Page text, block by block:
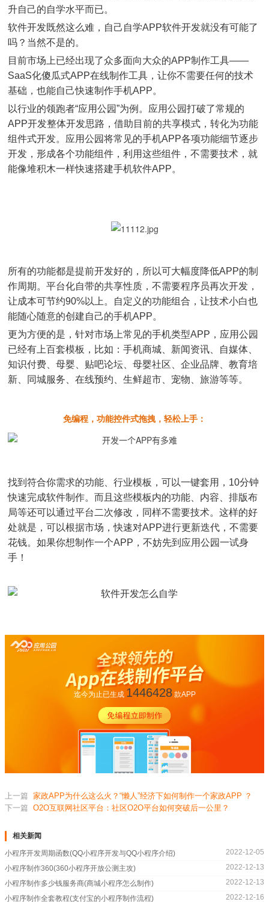
升自己的自学水平而已。
软件开发既然这么难，自己自学APP软件开发就没有可能了
吗？当然不是的。
目前市场上已经出现了众多面向大众的APP制作工具——
SaaS化傻瓜式APP在线制作工具，让你不需要任何的技术
基础，也能自己快速制作手机APP。
以行业的领跑者“应用公园”为例。应用公园打破了常规的
APP开发整体开发思路，借助目前的共享模式，转化为功能
组件式开发。应用公园将常见的手机APP各项功能细节逐步
开发，形成各个功能组件，利用这些组件，不需要技术，就
能像堆积木一样快速搭建手机软件APP。
所有的功能都是提前开发好的，所以可大幅度降低APP的制
作周期。平台化自带的共享性质，不需要程序员再次开发，
让成本可节约90%以上。自定义的功能组合，让技术小白也
能随心随意的创建自己的手机APP。
更为方便的是，针对市场上常见的手机类型APP，应用公园
已经有上百套模板，比如：手机商城、新闻资讯、自媒体、
知识付费、母婴、贴吧论坛、母婴社区、企业品牌、教育培
新、同城服务、在线预约、生鲜超市、宠物、旅游等等。
免编程，功能控件式拖拽，轻松上手：
找到符合你需求的功能、行业模板，可以一键套用，10分钟
快速完成软件制作。而且这些模板内的功能、内容、排版布
局等还可以通过平台二次修改，同样不需要技术。这样的好
处就是，可以根据市场，快速对APP进行更新迭代，不需要
花钱。如果你想制作一个APP，不妨先到应用公园一试身
手！
迄今为止已生成 1446428款APP
上一篇 家政APP为什么这么火？“懒人”经济下如何制作一个家政APP ？
下一篇 O2O互联网社区平台：社区O2O平台如何突破后一公里？
相关新闻
小程序开发周期函数(QQ小程序开发与QQ小程序介绍)
2022-12-05
小程序制作360(360小程序开放公测主攻)
2022-12-13
小程序制作多少钱服务商(商城小程序怎么制作)
2022-12-13
小程序制作全套教程(支付宝的小程序制作流程)
2022-12-16